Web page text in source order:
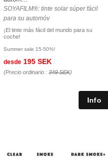
SOYAFILM®: tinte solar súper fácil
para su automóv
¡El tinte más fácil del mundo para su
coche!
Summer sale 15-50%!
desde 195 SEK
(Precio ordinario : 349 SEK)